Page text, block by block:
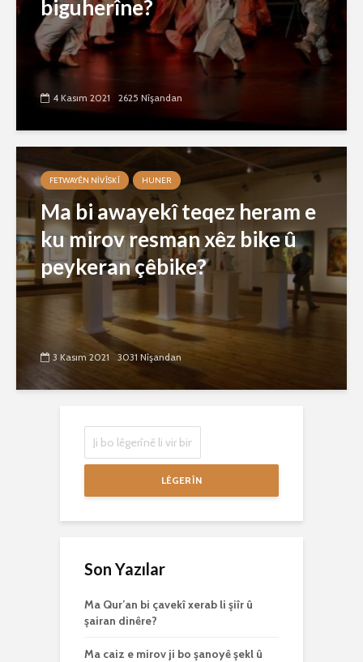
biguherîne?
4 Kasım 2021 2625 Nîşandan
FETWAYÊN NIVÎSKÎ HUNER
Ma bi awayekî teqez heram e
ku mirov resman xêz bike û
peykeran çêbike?
3 Kasım 2021 3031 Nîşandan
LÊGERÎN
Son Yazılar
Ma Qur’an bi çavekî xerab li şiîr û
şairan dinêre?
Ma caiz e mirov ji bo şanoyê şekl û